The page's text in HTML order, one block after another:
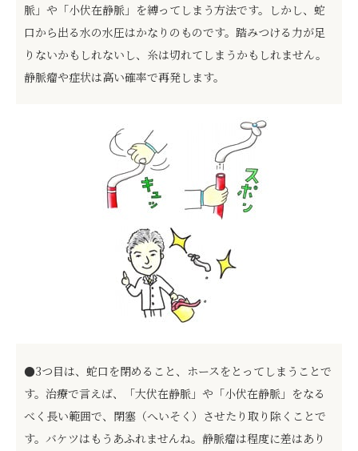
脈」や「小伏在静脈」を縛ってしまう方法です。しかし、蛇
口から出る水の水圧はかなりのものです。踏みつける力が足
りないかもしれないし、糸は切れてしまうかもしれません。
静脈瘤や症状は高い確率で再発します。
●3つ目は、蛇口を閉めること、ホースをとってしまうことで
す。治療で言えば、「大伏在静脈」や「小伏在静脈」をなる
べく長い範囲で、閉塞（へいそく）させたり取り除くことで
す。バケツはもうあふれませんね。静脈瘤は程度に差はあり